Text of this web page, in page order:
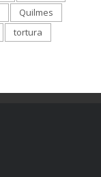
Quilmes
tortura